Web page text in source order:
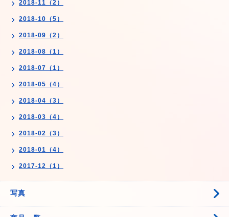
2018-11（2）
2018-10（5）
2018-09（2）
2018-08（1）
2018-07（1）
2018-05（4）
2018-04（3）
2018-03（4）
2018-02（3）
2018-01（4）
2017-12（1）
写真